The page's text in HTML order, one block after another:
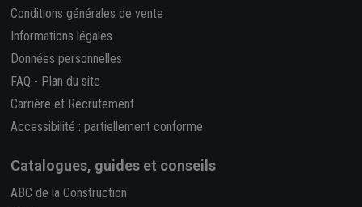
Conditions générales de vente
Informations légales
Données personnelles
FAQ - Plan du site
Carrière et Recrutement
Accessibilité : partiellement conforme
Catalogues, guides et conseils
ABC de la Construction